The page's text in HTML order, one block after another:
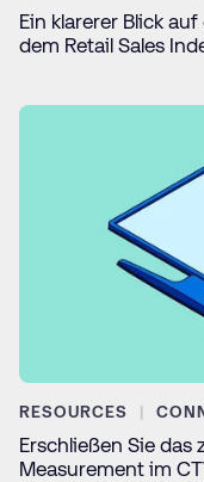
Ein klarerer Blick
dem Retail Sales
RESOURCES
Erschließen Sie
Measurement im